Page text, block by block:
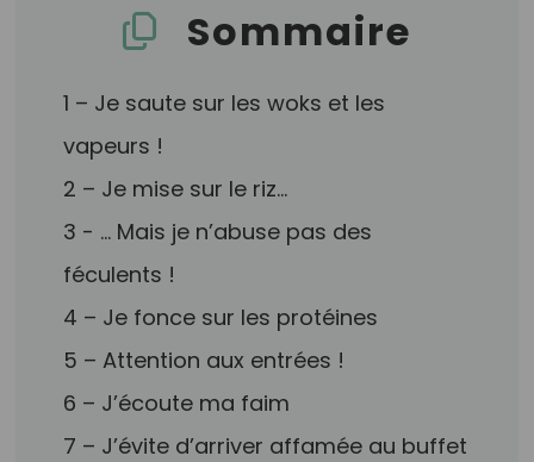
Sommaire
1 – Je saute sur les woks et les
vapeurs !
2 – Je mise sur le riz…
3 - … Mais je n’abuse pas des
féculents !
4 – Je fonce sur les protéines
5 – Attention aux entrées !
6 – J’écoute ma faim
7 – J’évite d’arriver affamée au buffet